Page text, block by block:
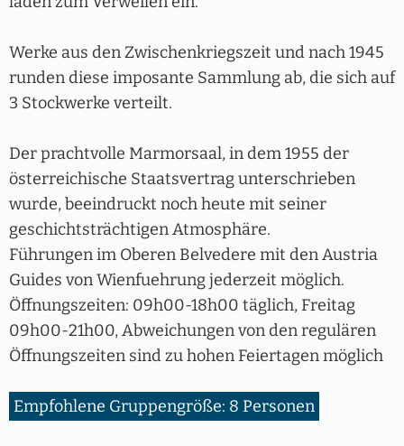
Werke aus den Zwischenkriegszeit und nach 1945
runden diese imposante Sammlung ab, die sich auf
3 Stockwerke verteilt.
Der prachtvolle Marmorsaal, in dem 1955 der
österreichische Staatsvertrag unterschrieben
wurde, beeindruckt noch heute mit seiner
geschichtsträchtigen Atmosphäre.
Führungen im Oberen Belvedere mit den Austria
Guides von Wienfuehrung jederzeit möglich.
Öffnungszeiten: 09h00-18h00 täglich, Freitag
09h00-21h00, Abweichungen von den regulären
Öffnungszeiten sind zu hohen Feiertagen möglich
Empfohlene Gruppengröße: 8 Personen